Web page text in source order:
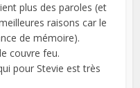
plus des paroles (et
raisons car le
de mémoire).
couvre feu.
pour Stevie est très